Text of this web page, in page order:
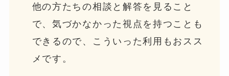
他の方たちの相談と解答を見ること
で、気づかなかった視点を持つことも
できるので、こういった利用もおスス
メです。